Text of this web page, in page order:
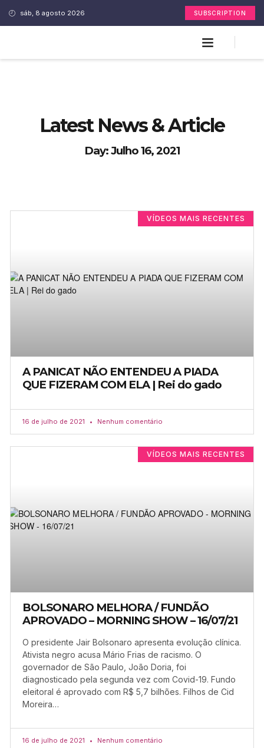
sáb, 8 agosto 2026 SUBSCRIPTION
Latest News & Article
Day: Julho 16, 2021
VÍDEOS MAIS RECENTES
A PANICAT NÃO ENTENDEU A PIADA
QUE FIZERAM COM ELA | Rei do gado
16 de julho de 2021 Nenhum comentário
VÍDEOS MAIS RECENTES
BOLSONARO MELHORA / FUNDÃO
APROVADO – MORNING SHOW – 16/07/21
O presidente Jair Bolsonaro apresenta evolução clínica.
Ativista negro acusa Mário Frias de racismo. O
governador de São Paulo, João Doria, foi
diagnosticado pela segunda vez com Covid-19. Fundo
eleitoral é aprovado com R$ 5,7 bilhões. Filhos de Cid
Moreira…
16 de julho de 2021 Nenhum comentário